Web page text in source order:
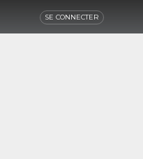
SE CONNECTER